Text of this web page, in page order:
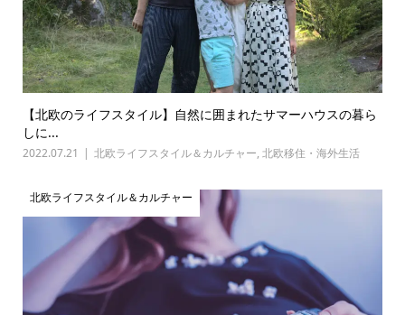
【北欧のライフスタイル】自然に囲まれたサマーハウスの暮ら
しに...
2022.07.21 北欧ライフスタイル＆カルチャー, 北欧移住・海外生活
北欧ライフスタイル＆カルチャー